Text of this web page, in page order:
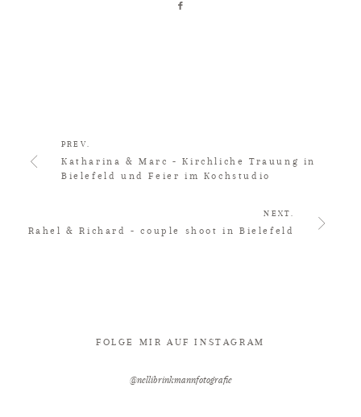
PREV.
Katharina & Marc - Kirchliche Trauung in
Bielefeld und Feier im Kochstudio
NEXT.
Rahel & Richard - couple shoot in Bielefeld
FOLGE MIR AUF INSTAGRAM
@nellibrinkmannfotografie